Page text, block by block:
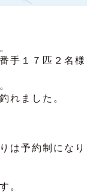
手１７匹２名様
れました。
は予約制になり
。